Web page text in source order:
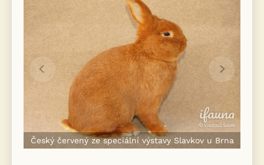
Český červený ze speciální výstavy Slavkov u Brna